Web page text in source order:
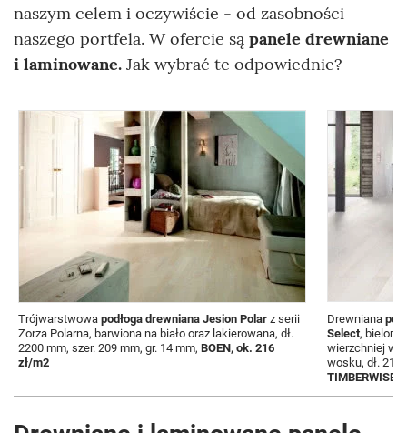
naszym celem i oczywiście - od zasobności
naszego portfela. W ofercie są panele drewniane
i laminowane. Jak wybrać te odpowiednie?
Trójwarstwowa podłoga drewniana Jesion Polar z serii
Zorza Polarna, barwiona na biało oraz lakierowana, dł.
2200 mm, szer. 209 mm, gr. 14 mm, BOEN, ok. 216
zł/m2
Drewniana
Select,
wierzchniej
wosku, dł.
TIMBERWISE,